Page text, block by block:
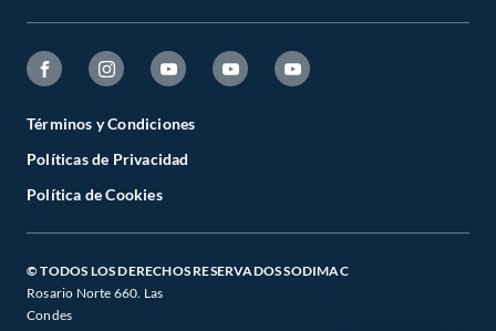
Términos y Condiciones
Políticas de Privacidad
Política de Cookies
© TODOS LOS DERECHOS RESERVADOS SODIMAC
Rosario Norte 660. Las
Condes